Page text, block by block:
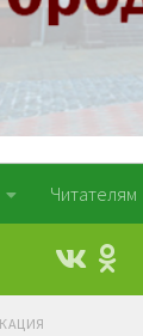
Читателям